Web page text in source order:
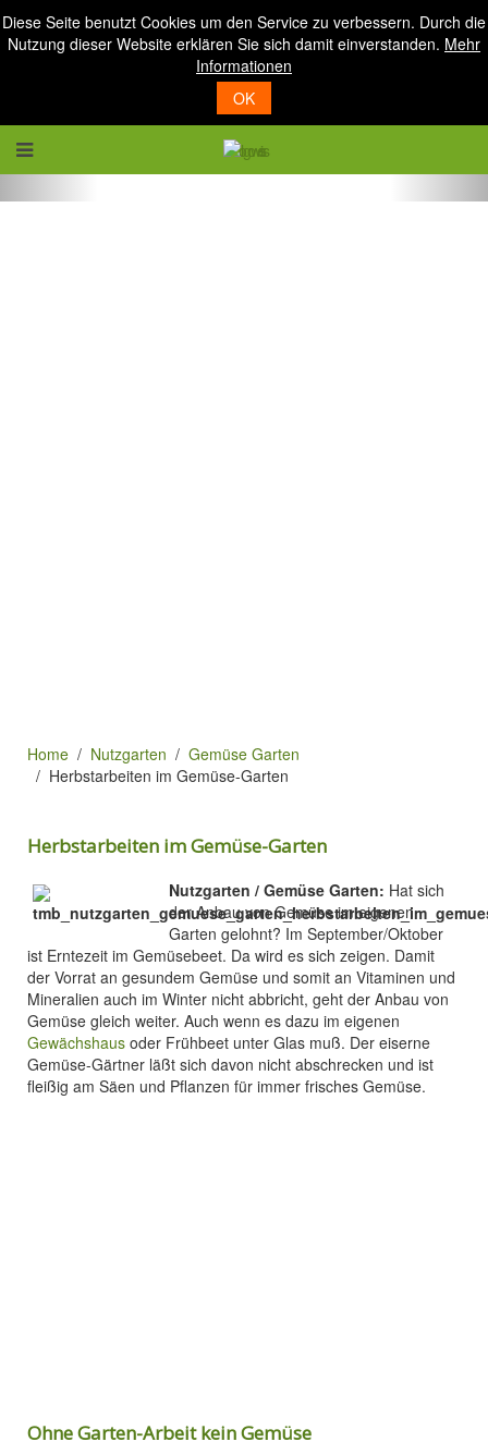
Diese Seite benutzt Cookies um den Service zu verbessern. Durch die
Nutzung dieser Website erklären Sie sich damit einverstanden. Mehr
Informationen
OK
Home Nutzgarten
Gemüse Garten
Herbstarbeiten im Gemüse-Garten
Herbstarbeiten im Gemüse-Garten
Nutzgarten / Gemüse Garten: Hat sich
der Anbau von Gemüse im eigenen
Garten gelohnt? Im September/Oktober
ist Erntezeit im Gemüsebeet. Da wird es sich zeigen. Damit
der Vorrat an gesundem Gemüse und somit an Vitaminen und
Mineralien auch im Winter nicht abbricht, geht der Anbau von
Gemüse gleich weiter. Auch wenn es dazu im eigenen
Gewächshaus oder Frühbeet unter Glas muß. Der eiserne
Gemüse-Gärtner läßt sich davon nicht abschrecken und ist
fleißig am Säen und Pflanzen für immer frisches Gemüse.
Ohne Garten-Arbeit kein Gemüse